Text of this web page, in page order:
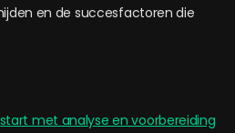
en de succesfactoren die
met analyse en voorbereiding